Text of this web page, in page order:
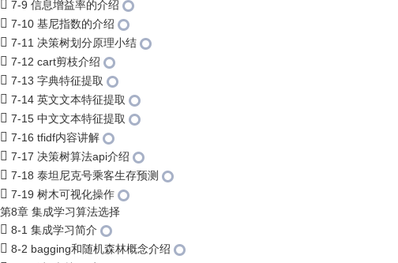
7-9 信息增益率的介绍
7-10 基尼指数的介绍
7-11 决策树划分原理小结
7-12 cart剪枝介绍
7-13 字典特征提取
7-14 英文文本特征提取
7-15 中文文本特征提取
7-16 tfidf内容讲解
7-17 决策树算法api介绍
7-18 泰坦尼克号乘客生存预测
7-19 树木可视化操作
第8章 集成学习算法选择
8-1 集成学习简介
8-2 bagging和随机森林概念介绍